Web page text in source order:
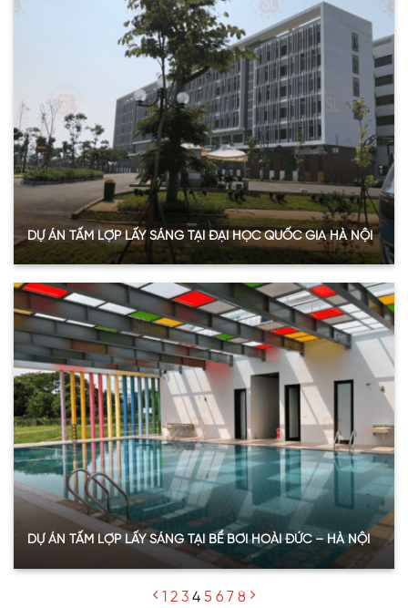
Tấm Polycarbonate đặc
Dày 4.6mm – Màu xanh hồ
DỰ ÁN TẤM LỢP LẤY SÁNG TẠI ĐẠI HỌC QUỐC GIA HÀ NỘI
Hạng mục:Tấm lợp lấy sáng
Loại:Tấm Poly đặc ruột
Thông số:Dày 5mm – Màu trắng trong
Năm:2023
Xem thêm
DỰ ÁN TẤM LỢP LẤY SÁNG TẠI BỂ BƠI HOÀI ĐỨC – HÀ NỘI
Tấm nhựa lấy sáng
1 2 3 4 5 6 7 8